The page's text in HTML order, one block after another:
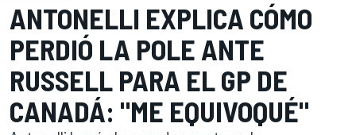
ANTONELLI EXPLICA CÓMO
PERDIÓ LA POLE ANTE
RUSSELL PARA EL GP DE
CANADÁ: "ME EQUIVOQUÉ"